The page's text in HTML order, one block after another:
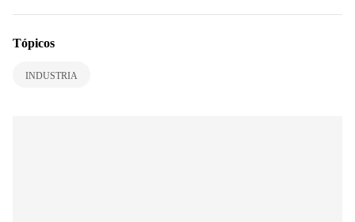
Tópicos
INDUSTRIA